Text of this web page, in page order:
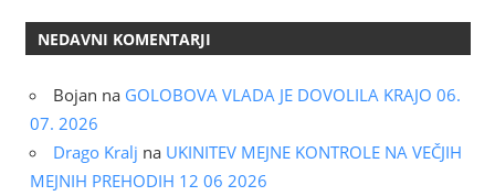
NEDAVNI KOMENTARJI
Bojan na GOLOBOVA VLADA JE DOVOLILA KRAJO 06.
07. 2026
Drago Kralj na UKINITEV MEJNE KONTROLE NA VEČJIH
MEJNIH PREHODIH 12 06 2026